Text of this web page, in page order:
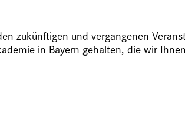
zukünftigen und vergangenen
in Bayern gehalten, die wir